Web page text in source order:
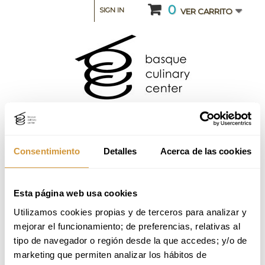
Consentimiento Detalles Acerca de las cookies
Esta página web usa cookies
Utilizamos cookies propias y de terceros para analizar y
mejorar el funcionamiento; de preferencias, relativas al
tipo de navegador o región desde la que accedes; y/o de
marketing que permiten analizar los hábitos de
0 VER CARRITO
SIGN IN
Pastelería de Restaurante Octubre 25-26
(Online)
Volver a Oferta Formativa